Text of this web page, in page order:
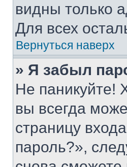
видны только
Для всех
Вернуться наверх
» Я забыл
Не паникуйте!
вы всегда
страницу
пароль?»,